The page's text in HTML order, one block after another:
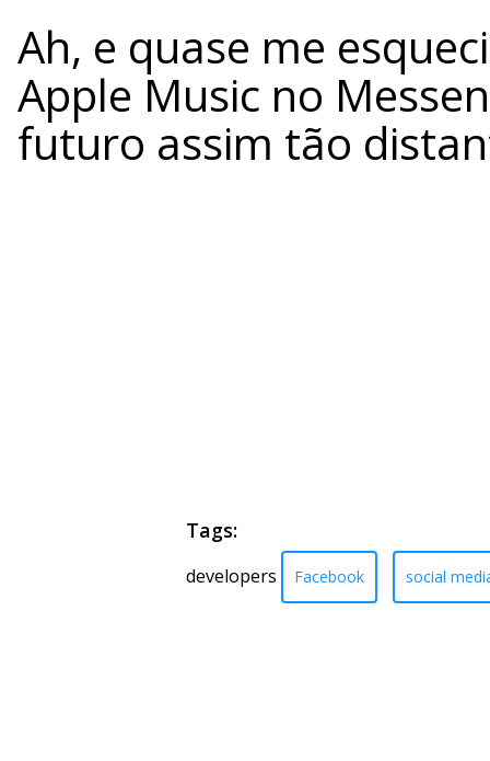
Ah, e quase me
Apple Music no
futuro assim tão
Tags:
developers Facebook social